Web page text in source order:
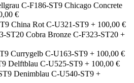
Chicago Concrete
€
China Rot C-U321-ST9 + 100,00 €
Cobra Bronze C-F323-ST20 +
Currygelb C-U163-ST9 + 100,00 €
Delftblau C-U525-ST9 + 100,00 €
Denimblau C-U540-ST9 +